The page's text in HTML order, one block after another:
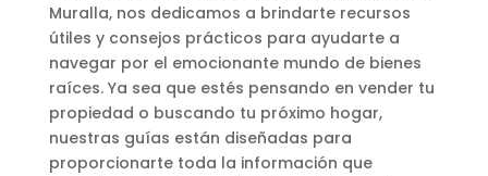
Muralla, nos dedicamos a brindarte recursos
útiles y consejos prácticos para ayudarte a
navegar por el emocionante mundo de bienes
raíces. Ya sea que estés pensando en vender tu
propiedad o buscando tu próximo hogar,
nuestras guías están diseñadas para
proporcionarte toda la información que